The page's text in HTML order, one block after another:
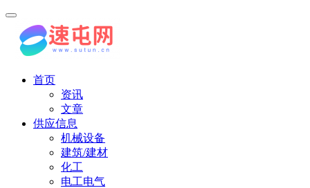
首页
资讯
文章
供应信息
机械设备
建筑/建材
化工
电工电气